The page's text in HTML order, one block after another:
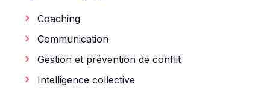
Coaching
Communication
Gestion et prévention de conflit
Intelligence collective